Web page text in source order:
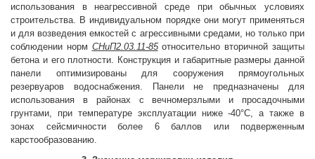
использования в неагрессивной среде при обычных условиях
строительства. В индивидуальном порядке они могут применяться
и для возведения емкостей с агрессивными средами, но только при
соблюдении норм СНиП2.03.11-85относительно вторичной защиты
бетона и его плотности. Конструкция и габаритные размеры данной
панели оптимизированы для сооружения прямоугольных
резервуаров водоснабжения. Панели не предназначены для
использования в районах с вечномерзлыми и просадочными
грунтами, при температуре эксплуатации ниже -40°С, а также в
зонах сейсмичности более 6 баллов или подверженным
карстообразованию.